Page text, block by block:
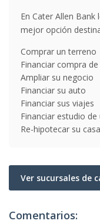
En Cater Allen
mejor opción
Comprar un terreno
Financiar compra
Ampliar su negocio
Financiar su auto
Financiar sus viajes
Financiar estudio
Re-hipotecar su casa
Ver sucursales de
Comentarios: